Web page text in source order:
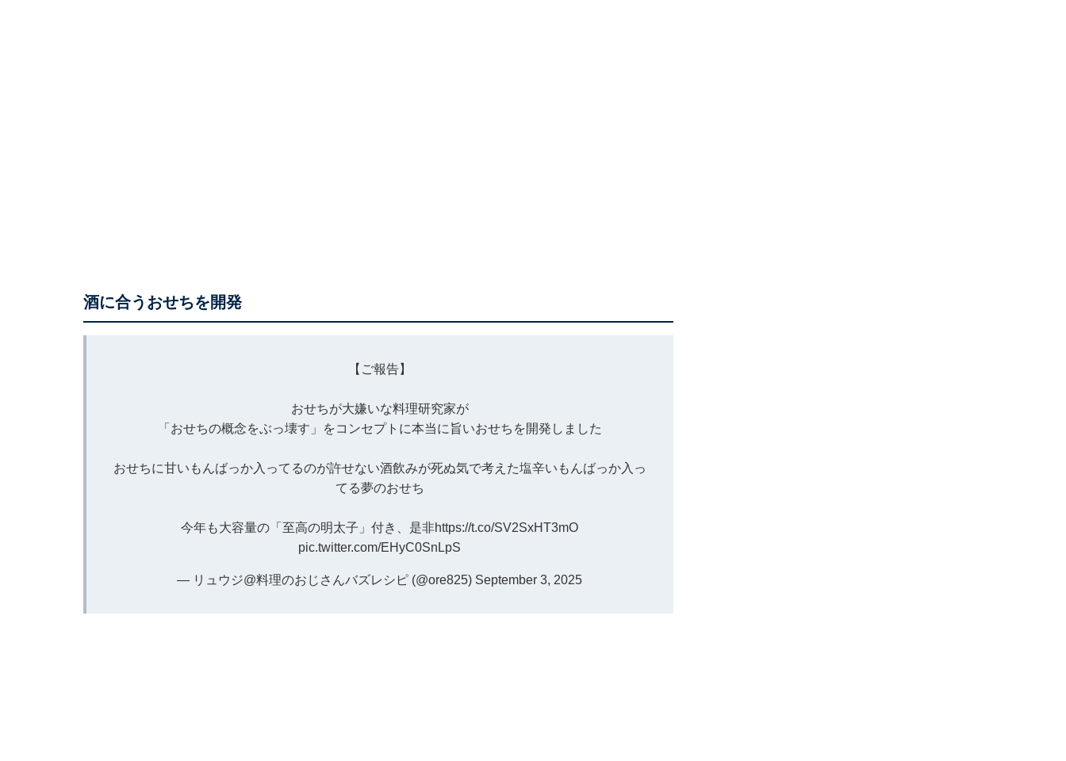
酒に合うおせちを開発
【ご報告】
おせちが大嫌いな料理研究家が
「おせちの概念をぶっ壊す」をコンセプトに本当に旨いおせちを開発しました
おせちに甘いもんばっか入ってるのが許せない酒飲みが死ぬ気で考えた塩辛いもんばっか入っ
てる夢のおせち
今年も大容量の「至高の明太子」付き、是非https://t.co/SV2SxHT3mO
pic.twitter.com/EHyC0SnLpS
— リュウジ@料理のおじさんバズレシピ (@ore825) September 3, 2025